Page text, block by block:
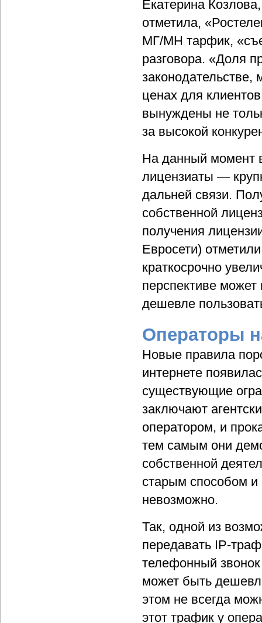
Екатерина
отметила,
МГ/МН тарфик,
разговора. «Доля
ценах для
вынуждены не
за высокой
На данный момент
лицензиаты —
дальней связи.
собственной
получения
Евросети)
краткосрочно
перспективе
дешевле
Операторы
Новые правила
интернете
существующие
заключают
оператором, и
тем самым они
собственной
старым способом и
невозможно.
Так, одной из
передавать IP-
телефонный
может быть
этом не всегда
этот трафик у